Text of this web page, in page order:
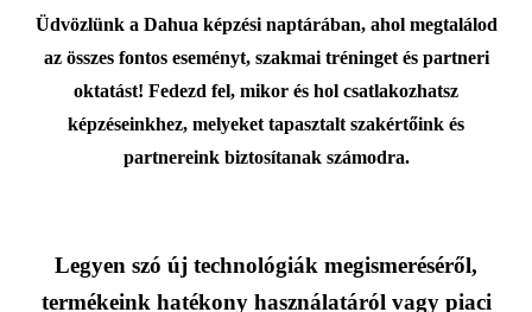
Üdvözlünk a Dahua képzési naptárában, ahol megtalálod
az összes fontos eseményt, szakmai tréninget és partneri
oktatást! Fedezd fel, mikor és hol csatlakozhatsz
képzéseinkhez, melyeket tapasztalt szakértőink és
partnereink biztosítanak számodra.
Legyen szó új technológiák megismeréséről,
termékeink hatékony használatáról vagy piaci